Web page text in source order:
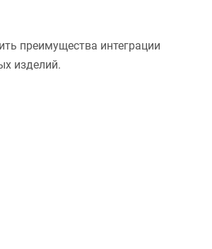
преимущества интеграции
изделий.